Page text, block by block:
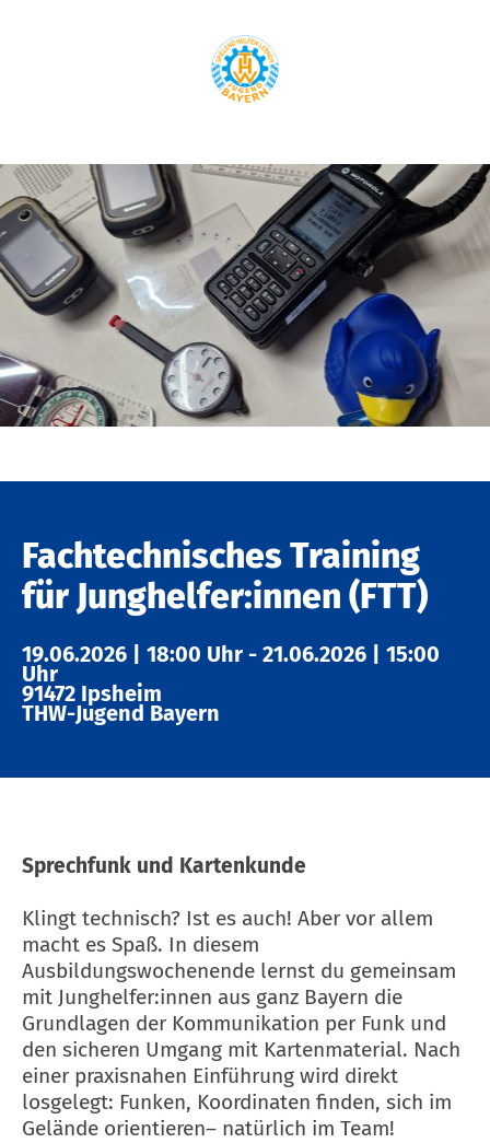
Fachtechnisches Training
für Junghelfer:innen (FTT)
19.06.2026 18:00 Uhr - 21.06.2026 15:00
Uhr
91472 Ipsheim
THW-Jugend Bayern
Sprechfunk und Kartenkunde
Klingt technisch? Ist es auch! Aber vor allem
macht es Spaß. In diesem
Ausbildungswochenende lernst du gemeinsam
mit Junghelfer:innen aus ganz Bayern die
Grundlagen der Kommunikation per Funk und
den sicheren Umgang mit Kartenmaterial. Nach
einer praxisnahen Einführung wird direkt
losgelegt: Funken, Koordinaten finden, sich im
Gelände orientieren– natürlich im Team!